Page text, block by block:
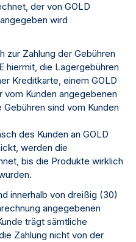
der von GOLD
wird
zur Zahlung der Gebühren
hiermit, die Lagergebühren
Kreditkarte, einem GOLD
vom Kunden angegebenen
sind vom Kunden
des Kunden an GOLD
werden die
bis die Produkte wirklich
innerhalb von dreißig (30)
angegebenen
trägt sämtliche
Zahlung nicht von der